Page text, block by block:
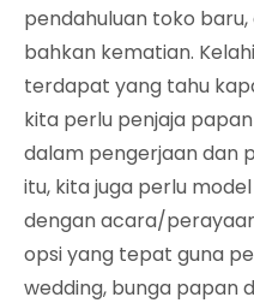
pendahuluan toko baru,
bahkan kematian.
terdapat yang tahu
kita perlu penjaja
dalam pengerjaan dan
itu, kita juga perlu
dengan acara/
opsi yang tepat guna
wedding, bunga papan